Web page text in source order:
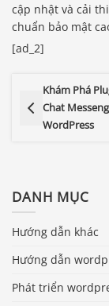
cập nhật và cải
chuẩn bảo mật
[ad_2]
Khám Phá
Chat
WordPress
DANH MỤC
Hướng dẫn khác
Hướng dẫn
Phát triển